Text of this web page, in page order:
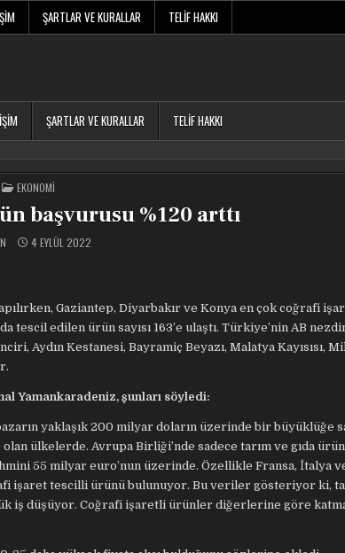
ŞARTLAR VE KURALLAR TELIF HAKKI
ŞARTLAR VE KURALLAR TELIF HAKKI
POSTED
IN
EKONOMI
başvurusu %120 arttı
4 EYLÜL 2022
Gaziantep, Diyarbakır ve Konya en çok coğrafi
tescil edilen ürün sayısı 163’e ulaştı. Türkiye’nin AB
Aydın Kestanesi, Bayramiç Beyazı, Malatya Kayısısı,
Yamankaradeniz, şunları söyledi:
yaklaşık 200 milyar doların üzerinde bir büyüklüğe
ülkelerde. Avrupa Birliği’nde sadece tarım ve gıda
55 milyar euro’nun üzerinde. Özellikle Fransa, İtalya
işaret tescilli ürünü bulunuyor. Bu veriler gösteriyor ki,
iş düşüyor. Coğrafi işaretli ürünler diğerlerine göre